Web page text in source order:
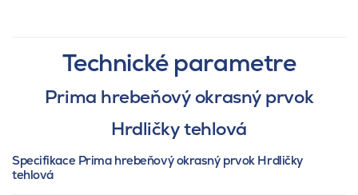
Technické parametre
Prima hrebeňový okrasný prvok
Hrdličky tehlová
Specifikace Prima hrebeňový okrasný prvok Hrdličky
tehlová